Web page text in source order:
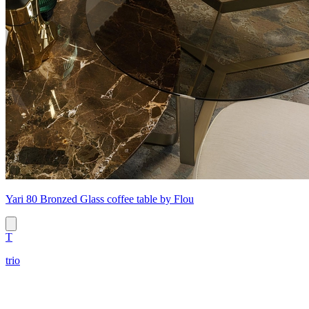
Yari 80 Bronzed Glass coffee table by Flou
T
trio